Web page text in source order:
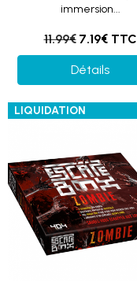
immersion...
11.99€ 7.19€ TTC
Détails
LIQUIDATION